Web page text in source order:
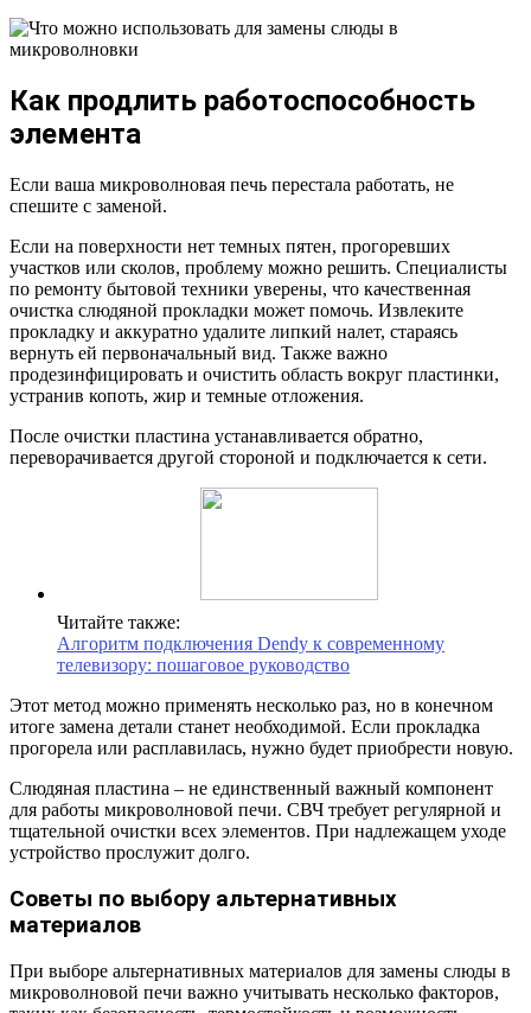
Как продлить работоспособность
элемента
Если ваша микроволновая печь перестала работать, не
спешите с заменой.
Если на поверхности нет темных пятен, прогоревших
участков или сколов, проблему можно решить. Специалисты
по ремонту бытовой техники уверены, что качественная
очистка слюдяной прокладки может помочь. Извлеките
прокладку и аккуратно удалите липкий налет, стараясь
вернуть ей первоначальный вид. Также важно
продезинфицировать и очистить область вокруг пластинки,
устранив копоть, жир и темные отложения.
После очистки пластина устанавливается обратно,
переворачивается другой стороной и подключается к сети.
Читайте также:
Алгоритм подключения Dendy к современному
телевизору: пошаговое руководство
Этот метод можно применять несколько раз, но в конечном
итоге замена детали станет необходимой. Если прокладка
прогорела или расплавилась, нужно будет приобрести новую.
Слюдяная пластина – не единственный важный компонент
для работы микроволновой печи. СВЧ требует регулярной и
тщательной очистки всех элементов. При надлежащем уходе
устройство прослужит долго.
Советы по выбору альтернативных
материалов
При выборе альтернативных материалов для замены слюды в
микроволновой печи важно учитывать несколько факторов,